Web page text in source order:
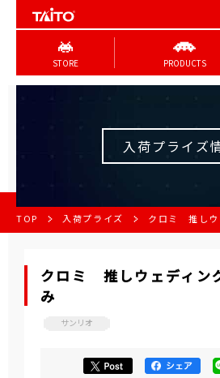
STORE PRODUCTS
入荷プライズ
TOP 入荷プライズ クロミ 推し
クロミ 推しウェディン
み
サンリオ